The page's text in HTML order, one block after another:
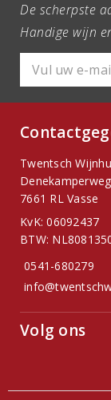
De scherpste
Handige wijn
Twentsch
7661 RL Vasse
KvK: 06092437
BTW:
0541-680279
Volg ons